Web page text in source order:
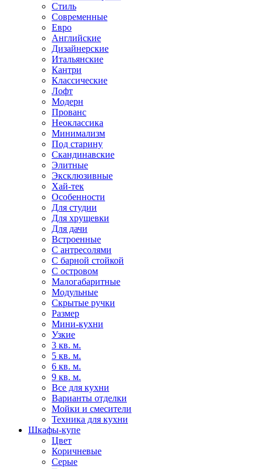
Стиль
Современные
Евро
Английские
Дизайнерские
Итальянские
Кантри
Классические
Лофт
Модерн
Прованс
Неоклассика
Минимализм
Под старину
Скандинавские
Элитные
Эксклюзивные
Хай-тек
Особенности
Для студии
Для хрущевки
Для дачи
Встроенные
С антресолями
С барной стойкой
С островом
Малогабаритные
Модульные
Скрытые ручки
Размер
Мини-кухни
Узкие
3 кв. м.
5 кв. м.
6 кв. м.
9 кв. м.
Все для кухни
Варианты отделки
Мойки и смесители
Техника для кухни
Шкафы-купе
Цвет
Коричневые
Серые